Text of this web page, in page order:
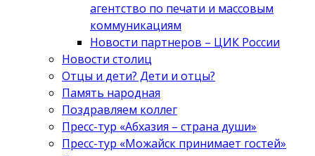
агентство по печати и массовым
коммуникациям
Новости партнеров – ЦИК России
Новости столиц
Отцы и дети? Дети и отцы?
Память народная
Поздравляем коллег
Пресс-тур «Абхазия – страна души»
Пресс-тур «Можайск принимает гостей»